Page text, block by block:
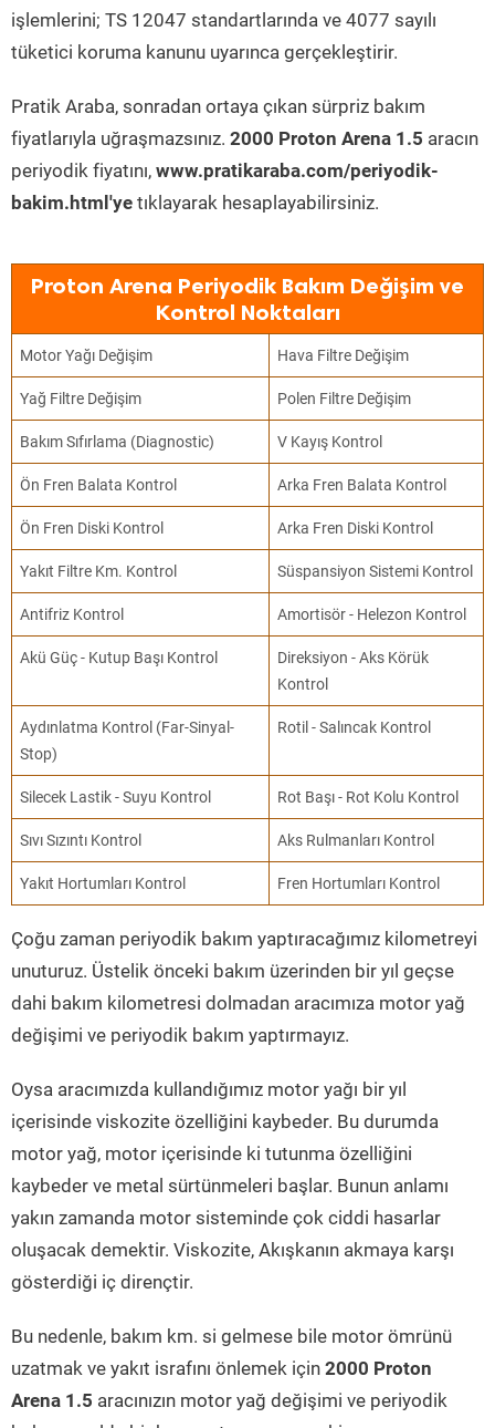
işlemlerini; TS 12047 standartlarında ve 4077 sayılı
tüketici koruma kanunu uyarınca gerçekleştirir.
Pratik Araba, sonradan ortaya çıkan sürpriz bakım
fiyatlarıyla uğraşmazsınız. 2000 Proton Arena 1.5 aracın
periyodik fiyatını, www.pratikaraba.com/periyodik-
bakim.html'ye tıklayarak hesaplayabilirsiniz.
Proton Arena Periyodik Bakım Değişim ve
Kontrol Noktaları
Motor Yağı Değişim Hava Filtre Değişim
Yağ Filtre Değişim Polen Filtre Değişim
Bakım Sıfırlama (Diagnostic) V Kayış Kontrol
Ön Fren Balata Kontrol Arka Fren Balata Kontrol
Ön Fren Diski Kontrol Arka Fren Diski Kontrol
Yakıt Filtre Km. Kontrol Süspansiyon Sistemi Kontrol
Antifriz Kontrol Amortisör - Helezon Kontrol
Akü Güç - Kutup Başı Kontrol
Direksiyon - Aks Körük
Kontrol
Aydınlatma Kontrol (Far-Sinyal-
Stop)
Rotil - Salıncak Kontrol
Silecek Lastik - Suyu Kontrol Rot Başı - Rot Kolu Kontrol
Sıvı Sızıntı Kontrol Aks Rulmanları Kontrol
Yakıt Hortumları Kontrol Fren Hortumları Kontrol
Çoğu zaman periyodik bakım yaptıracağımız kilometreyi
unuturuz. Üstelik önceki bakım üzerinden bir yıl geçse
dahi bakım kilometresi dolmadan aracımıza motor yağ
değişimi ve periyodik bakım yaptırmayız.
Oysa aracımızda kullandığımız motor yağı bir yıl
içerisinde viskozite özelliğini kaybeder. Bu durumda
motor yağ, motor içerisinde ki tutunma özelliğini
kaybeder ve metal sürtünmeleri başlar. Bunun anlamı
yakın zamanda motor sisteminde çok ciddi hasarlar
oluşacak demektir. Viskozite, Akışkanın akmaya karşı
gösterdiği iç dirençtir.
Bu nedenle, bakım km. si gelmese bile motor ömrünü
uzatmak ve yakıt israfını önlemek için 2000 Proton
Arena 1.5 aracınızın motor yağ değişimi ve periyodik